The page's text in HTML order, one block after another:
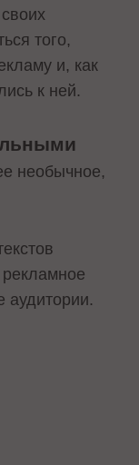
того,
и, как
к ней.
необычное,
рекламное
аудитории.